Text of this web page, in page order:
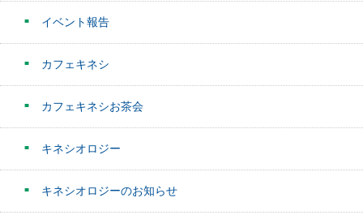
イベント報告
カフェキネシ
カフェキネシお茶会
キネシオロジー
キネシオロジーのお知らせ